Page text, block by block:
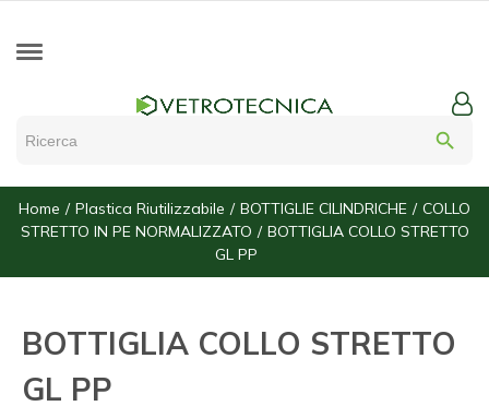
search
Home Plastica Riutilizzabile BOTTIGLIE CILINDRICHE
COLLO
STRETTO IN PE NORMALIZZATO
BOTTIGLIA COLLO STRETTO
GL PP
BOTTIGLIA COLLO STRETTO
GL PP